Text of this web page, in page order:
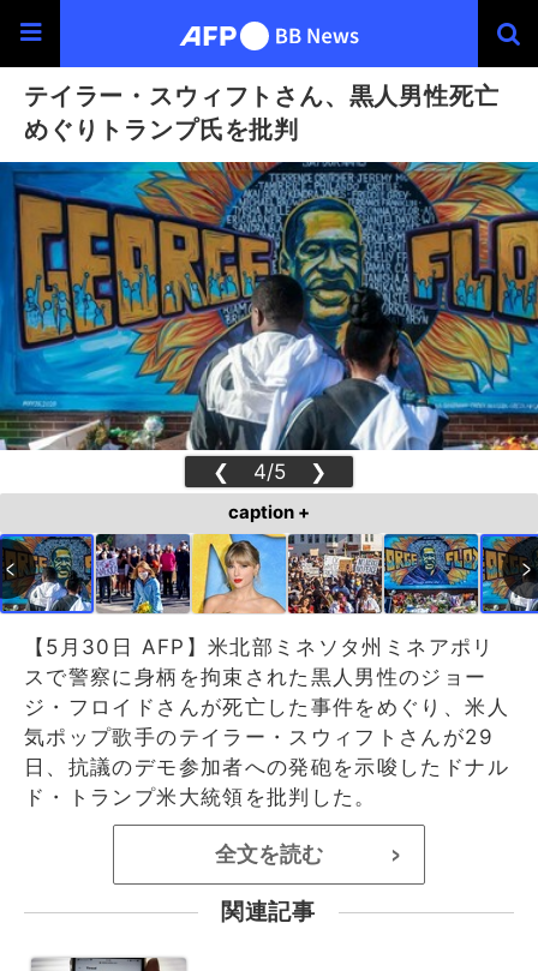
テイラー・スウィフトさん、黒人男性死亡
めぐりトランプ氏を批判
❮ 4/5 ❯
caption +
【5月30日 AFP】米北部ミネソタ州ミネアポリ
スで警察に身柄を拘束された黒人男性のジョー
ジ・フロイドさんが死亡した事件をめぐり、米人
気ポップ歌手のテイラー・スウィフトさんが29
日、抗議のデモ参加者への発砲を示唆したドナル
ド・トランプ米大統領を批判した。
全文を読む >
関連記事